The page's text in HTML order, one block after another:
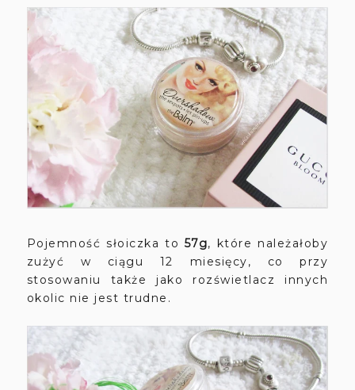
Pojemność słoiczka to 57g, które należałoby
zużyć w ciągu 12 miesięcy, co przy
stosowaniu także jako rozświetlacz innych
okolic nie jest trudne.